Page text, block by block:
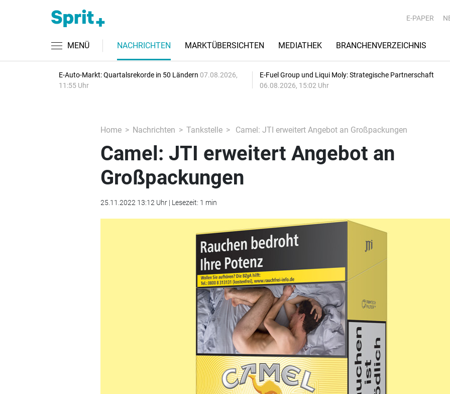
E-PAPER
MENÜ NACHRICHTEN MARKTÜBERSICHTEN MEDIATHEK BRANCHENVERZEICHNIS
E-Auto-Markt: Quartalsrekorde in 50 Ländern 07.08.2026,
11:55 Uhr
E-Fuel Group und Liqui Moly: Strategische Partnerschaft
06.08.2026, 15:02 Uhr
Home Nachrichten Tankstelle Camel: JTI erweitert Angebot an Großpackungen
Camel: JTI erweitert Angebot an
Großpackungen
25.11.2022 13:12 Uhr | Lesezeit: 1 min